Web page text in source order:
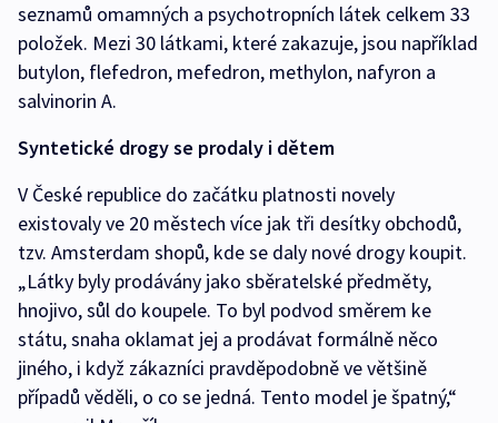
seznamů omamných a psychotropních látek celkem 33
položek. Mezi 30 látkami, které zakazuje, jsou například
butylon, flefedron, mefedron, methylon, nafyron a
salvinorin A.
Syntetické drogy se prodaly i dětem
V České republice do začátku platnosti novely
existovaly ve 20 městech více jak tři desítky obchodů,
tzv. Amsterdam shopů, kde se daly nové drogy koupit.
„Látky byly prodávány jako sběratelské předměty,
hnojivo, sůl do koupele. To byl podvod směrem ke
státu, snaha oklamat jej a prodávat formálně něco
jiného, i když zákazníci pravděpodobně ve většině
případů věděli, o co se jedná. Tento model je špatný,“